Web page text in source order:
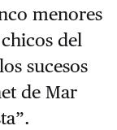
menores
del
sucesos
de Mar